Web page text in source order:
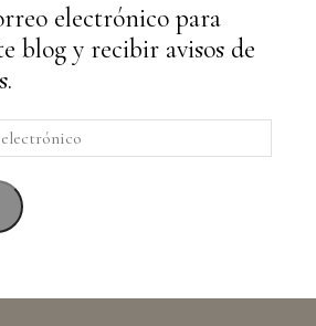
electrónico para
blog y recibir avisos de